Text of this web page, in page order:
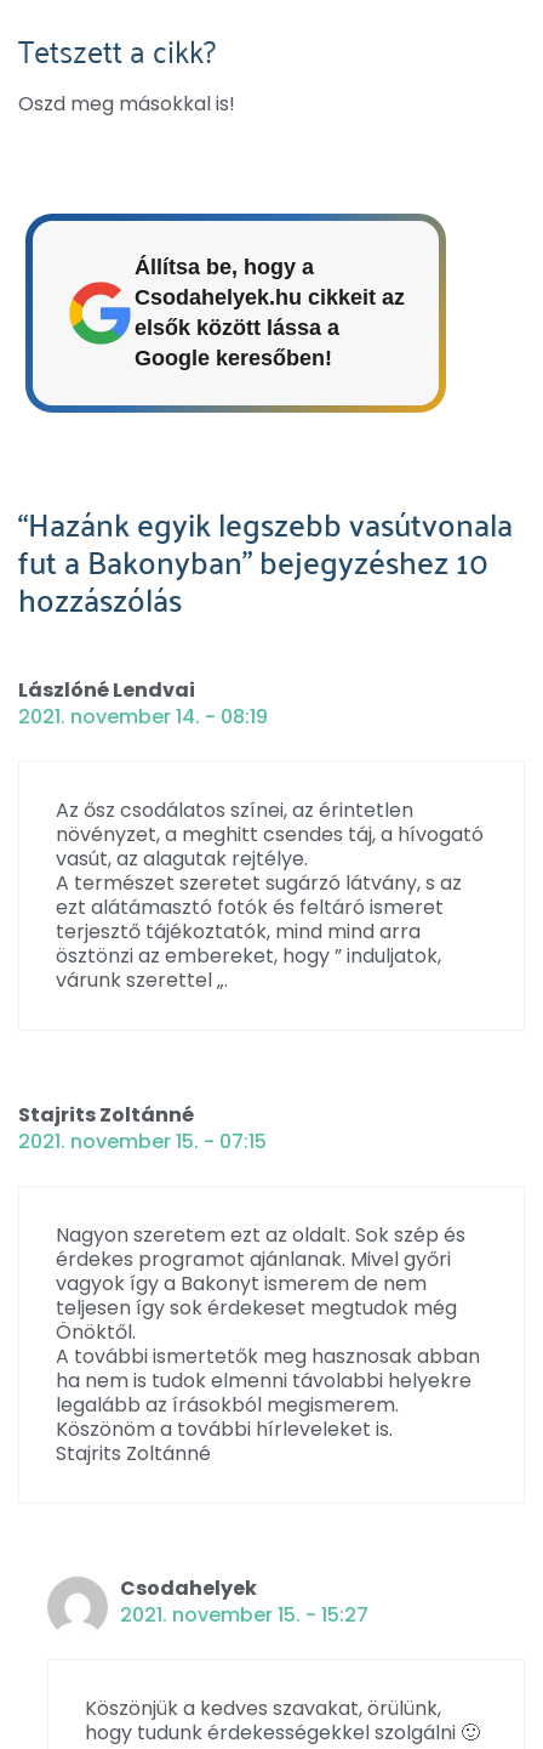
Tetszett a cikk?
Oszd meg másokkal is!
Állítsa be, hogy a
Csodahelyek.hu cikkeit az
elsők között lássa a
Google keresőben!
“Hazánk egyik legszebb vasútvonala
fut a Bakonyban” bejegyzéshez 10
hozzászólás
Lászlóné Lendvai
2021. november 14. - 08:19
Az ősz csodálatos színei, az érintetlen
növényzet, a meghitt csendes táj, a hívogató
vasút, az alagutak rejtélye.
A természet szeretet sugárzó látvány, s az
ezt alátámasztó fotók és feltáró ismeret
terjesztő tájékoztatók, mind mind arra
ösztönzi az embereket, hogy ” induljatok,
várunk szerettel „.
Stajrits Zoltánné
2021. november 15. - 07:15
Nagyon szeretem ezt az oldalt. Sok szép és
érdekes programot ajánlanak. Mivel győri
vagyok így a Bakonyt ismerem de nem
teljesen így sok érdekeset megtudok még
Önöktől.
A további ismertetők meg hasznosak abban
ha nem is tudok elmenni távolabbi helyekre
legalább az írásokból megismerem.
Köszönöm a további hírleveleket is.
Stajrits Zoltánné
Csodahelyek
2021. november 15. - 15:27
Köszönjük a kedves szavakat, örülünk,
hogy tudunk érdekességekkel szolgálni 🙂